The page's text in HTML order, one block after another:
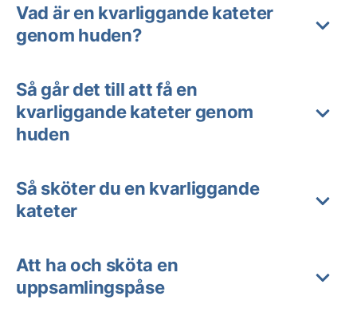
Vad är en kvarliggande kateter
genom huden?
Så går det till att få en
kvarliggande kateter genom
huden
Så sköter du en kvarliggande
kateter
Att ha och sköta en
uppsamlingspåse